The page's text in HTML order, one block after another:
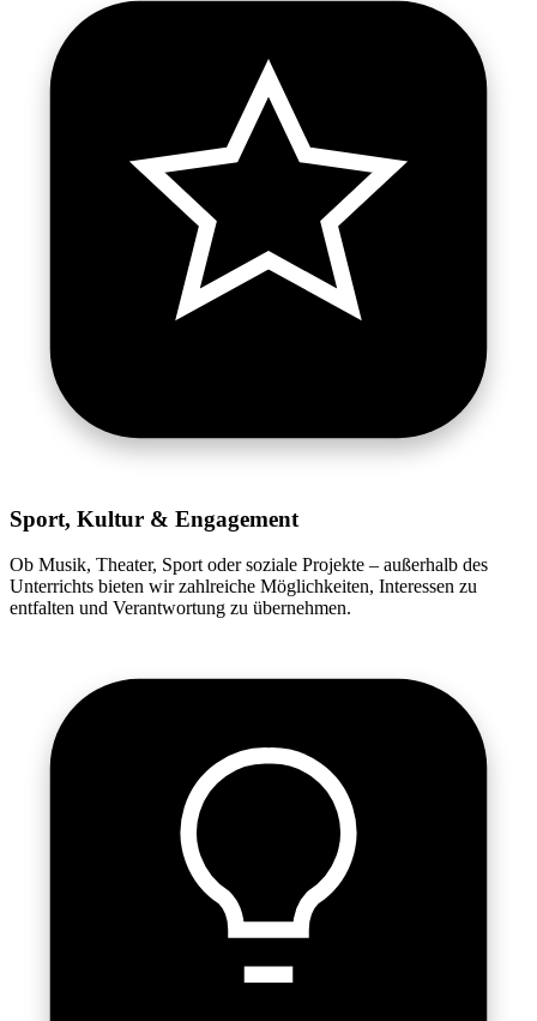
Sport, Kultur & Engagement
Ob Musik, Theater, Sport oder soziale Projekte – außerhalb des
Unterrichts bieten wir zahlreiche Möglichkeiten, Interessen zu
entfalten und Verantwortung zu übernehmen.